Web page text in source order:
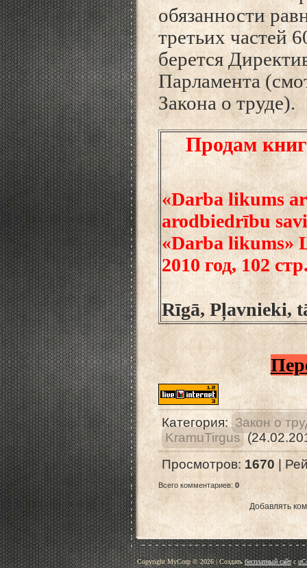
обязанности
третьих частей
берется
Парламента
Закона о труде).
Продам
«Darba likums
arodbiedrību
«Darba likums»
2010 год, 102
Rīgā, Pļavnieki,
Категория: Закон о
KramuTirgus
Просмотров: 1670 |
Всего комментариев: 0
Добавлять
Copyright MyCorp © 2026|Создатьбесплатный сайтс